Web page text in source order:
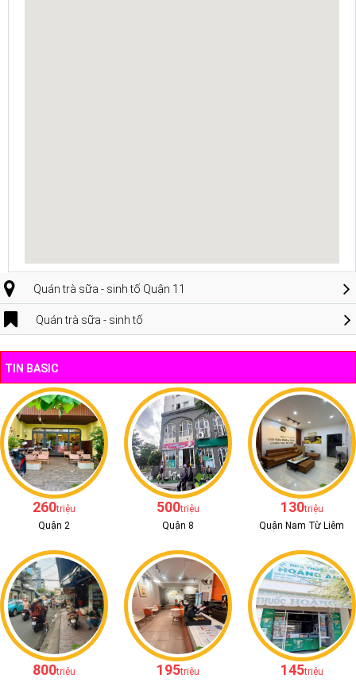
Quán trà sữa - sinh tố Quận 11
Quán trà sữa - sinh tố
TIN BASIC
260triệu
Quận 2
500triệu
Quận 8
130triệu
Quận Nam Từ Liêm
800triệu
195triệu
145triệu